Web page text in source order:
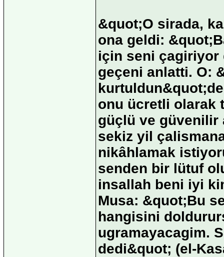
&quot;O sirada,
ona geldi:
için seni çagiriyor
geçeni anlatti. O:
onu ücretli olarak
güçlü ve güvenilir
sekiz yil
nikâhlamak
senden bir lütuf
insallah beni iyi
Musa: &quot;Bu
hangisini
ugramayacagim.
dedi&quot; (el-